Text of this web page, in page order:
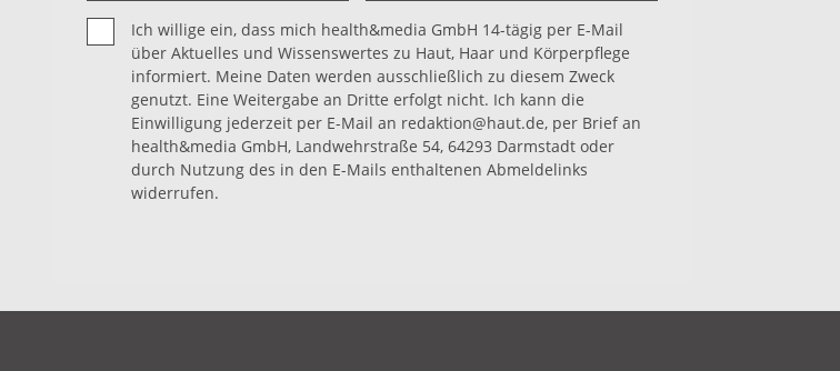
Ich willige ein, dass mich health&media GmbH 14-tägig per E-Mail
über Aktuelles und Wissenswertes zu Haut, Haar und Körperpflege
informiert. Meine Daten werden ausschließlich zu diesem Zweck
genutzt. Eine Weitergabe an Dritte erfolgt nicht. Ich kann die
Einwilligung jederzeit per E-Mail an redaktion@haut.de, per Brief an
health&media GmbH, Landwehrstraße 54, 64293 Darmstadt oder
durch Nutzung des in den E-Mails enthaltenen Abmeldelinks
widerrufen.